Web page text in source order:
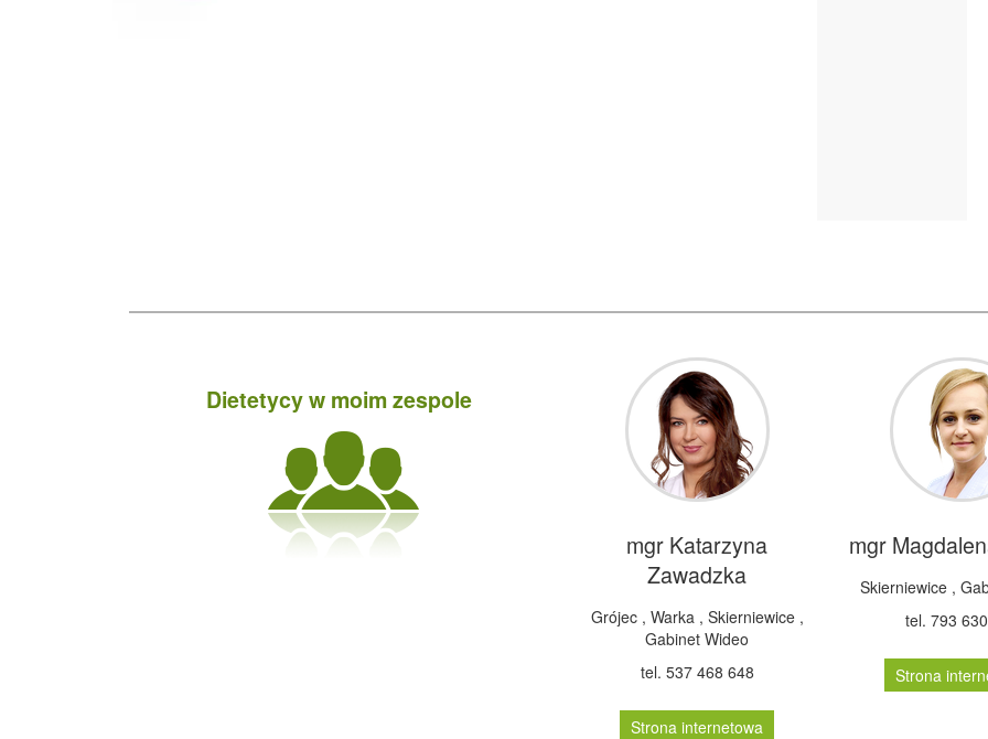
Dietetycy w moim zespole
mgr Katarzyna
Zawadzka
Grójec, Warka, Skierniewice,
Gabinet Wideo
tel. 537 468 648
Strona internetowa
mgr
Skierniewice,
tel. 793
Strona